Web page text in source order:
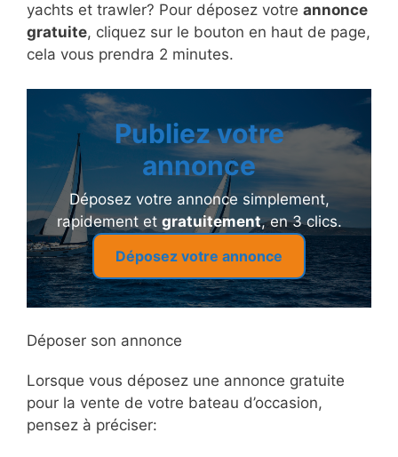
yachts et trawler? Pour déposez votre annonce
gratuite, cliquez sur le bouton en haut de page,
cela vous prendra 2 minutes.
Publiez votre
annonce
Déposez votre annonce simplement,
rapidement et gratuitement, en 3 clics.
Déposez votre annonce
Déposer son annonce
Lorsque vous déposez une annonce gratuite
pour la vente de votre bateau d’occasion,
pensez à préciser: